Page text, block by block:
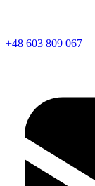
+48 603 809 067